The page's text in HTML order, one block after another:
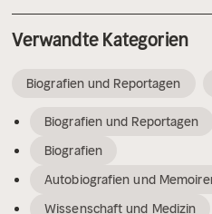
Verwandte Kategorien
Biografien und Reportagen
Biografien und Reportagen
Biografien
Autobiografien und
Wissenschaft und Medizin